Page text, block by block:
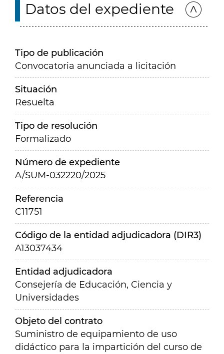
Datos del expediente
Tipo de publicación
Convocatoria anunciada a licitación
Situación
Resuelta
Tipo de resolución
Formalizado
Número de expediente
A/SUM-032220/2025
Referencia
C11751
Código de la entidad adjudicadora (DIR3)
A13037434
Entidad adjudicadora
Consejería de Educación, Ciencia y
Universidades
Objeto del contrato
Suministro de equipamiento de uso
didáctico para la impartición del curso de